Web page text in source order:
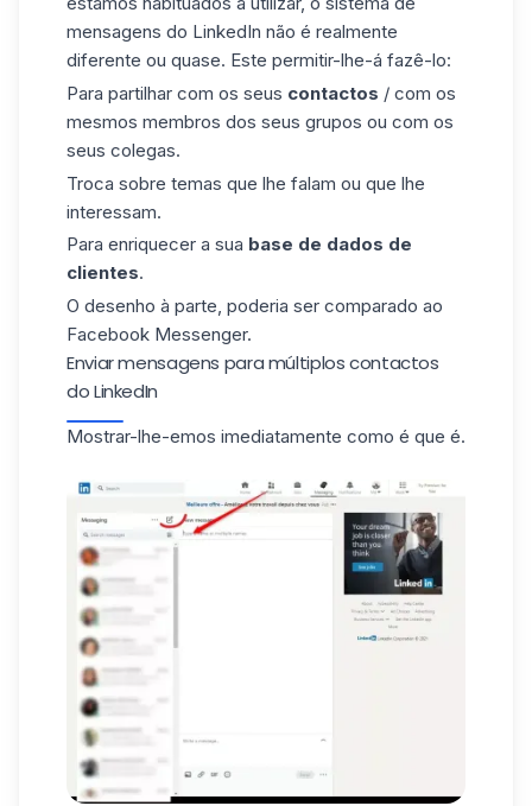
mensagens do LinkedIn não é realmente
diferente ou quase. Este permitir-lhe-á fazê-lo:
Para partilhar com os seus contactos / com os
mesmos membros dos seus grupos ou com os
seus colegas.
Troca sobre temas que lhe falam ou que lhe
interessam.
Para enriquecer a sua base de dados de
clientes.
O desenho à parte, poderia ser comparado ao
Facebook Messenger.
Enviar mensagens para múltiplos contactos
do LinkedIn
Mostrar-lhe-emos imediatamente como é que é.